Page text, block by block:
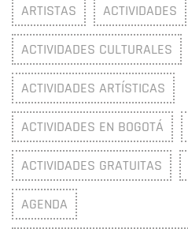
ARTISTAS ACTIVIDADES
ACTIVIDADES CULTURALES
ACTIVIDADES ARTÍSTICAS
ACTIVIDADES EN BOGOTÁ
ACTIVIDADES GRATUITAS
AGENDA